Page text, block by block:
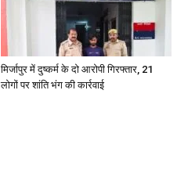
मिर्जापुर में दुष्कर्म के दो आरोपी गिरफ्तार, 21
लोगों पर शांति भंग की कार्रवाई